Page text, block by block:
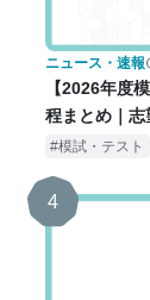
ニュース・速報
【2026年度
程まとめ｜
模試・テスト
4